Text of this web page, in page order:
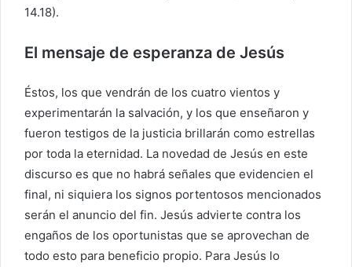
14.18).
El mensaje de esperanza de Jesús
Éstos, los que vendrán de los cuatro vientos y
experimentarán la salvación, y los que enseñaron y
fueron testigos de la justicia brillarán como estrellas
por toda la eternidad. La novedad de Jesús en este
discurso es que no habrá señales que evidencien el
final, ni siquiera los signos portentosos mencionados
serán el anuncio del fin. Jesús advierte contra los
engaños de los oportunistas que se aprovechan de
todo esto para beneficio propio. Para Jesús lo